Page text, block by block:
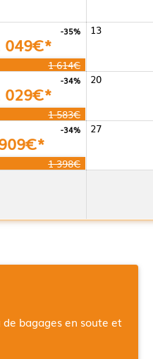
bagages en soute et
13
-35%
049€*
1 614€
20
-34%
029€*
1 583€
27
-34%
1 398€